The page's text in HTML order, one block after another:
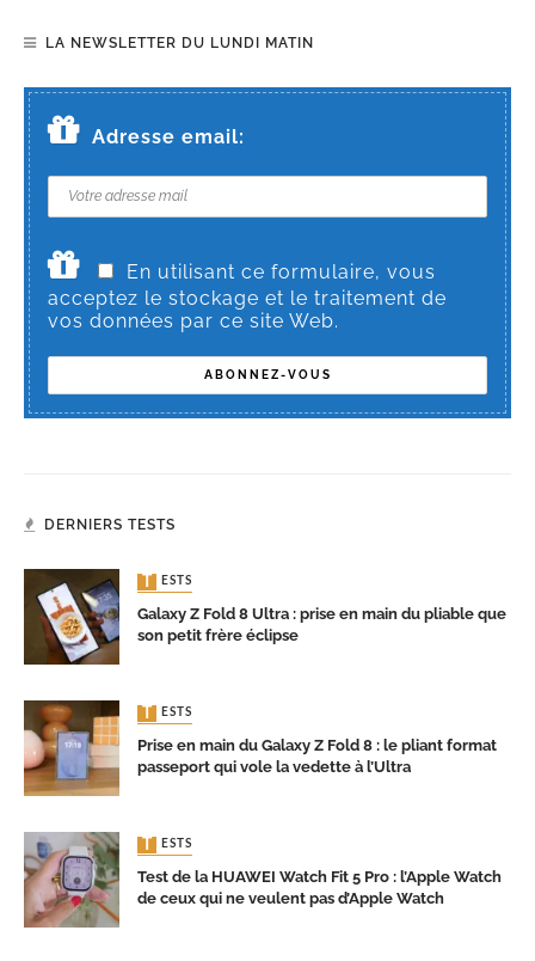
LA NEWSLETTER DU LUNDI MATIN
Adresse email:
En utilisant ce formulaire, vous
acceptez le stockage et le traitement de
vos données par ce site Web.
DERNIERS TESTS
TESTS
Galaxy Z Fold 8 Ultra : prise en main du pliable que
son petit frère éclipse
TESTS
Prise en main du Galaxy Z Fold 8 : le pliant format
passeport qui vole la vedette à l’Ultra
TESTS
Test de la HUAWEI Watch Fit 5 Pro : l’Apple Watch
de ceux qui ne veulent pas d’Apple Watch